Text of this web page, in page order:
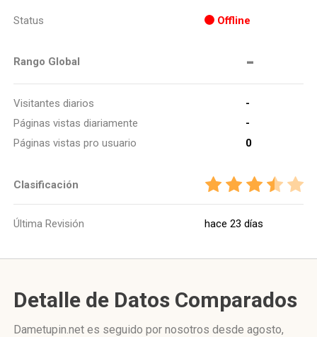
Status Offline
Rango Global -
Visitantes diarios
-
Páginas vistas diariamente
-
Páginas vistas pro usuario
0
Clasificación
Última Revisión hace 23 días
Detalle de Datos Comparados
Dametupin.net es seguido por nosotros desde agosto,